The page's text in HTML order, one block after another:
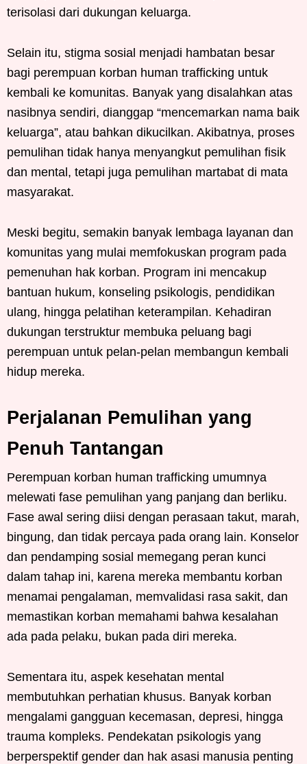
terisolasi dari dukungan keluarga.
Selain itu, stigma sosial menjadi hambatan besar
bagi perempuan korban human trafficking untuk
kembali ke komunitas. Banyak yang disalahkan atas
nasibnya sendiri, dianggap “mencemarkan nama baik
keluarga”, atau bahkan dikucilkan. Akibatnya, proses
pemulihan tidak hanya menyangkut pemulihan fisik
dan mental, tetapi juga pemulihan martabat di mata
masyarakat.
Meski begitu, semakin banyak lembaga layanan dan
komunitas yang mulai memfokuskan program pada
pemenuhan hak korban. Program ini mencakup
bantuan hukum, konseling psikologis, pendidikan
ulang, hingga pelatihan keterampilan. Kehadiran
dukungan terstruktur membuka peluang bagi
perempuan untuk pelan-pelan membangun kembali
hidup mereka.
Perjalanan Pemulihan yang
Penuh Tantangan
Perempuan korban human trafficking umumnya
melewati fase pemulihan yang panjang dan berliku.
Fase awal sering diisi dengan perasaan takut, marah,
bingung, dan tidak percaya pada orang lain. Konselor
dan pendamping sosial memegang peran kunci
dalam tahap ini, karena mereka membantu korban
menamai pengalaman, memvalidasi rasa sakit, dan
memastikan korban memahami bahwa kesalahan
ada pada pelaku, bukan pada diri mereka.
Sementara itu, aspek kesehatan mental
membutuhkan perhatian khusus. Banyak korban
mengalami gangguan kecemasan, depresi, hingga
trauma kompleks. Pendekatan psikologis yang
berperspektif gender dan hak asasi manusia penting